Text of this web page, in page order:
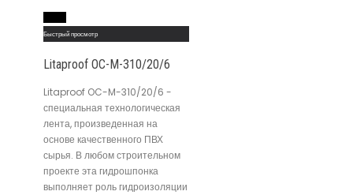
Быстрый просмотр
Litaproof OC-M-310/20/6
Litaproof OC-M-310/20/6 -
специальная технологическая
лента, произведенная на
основе качественного ПВХ
сырья. В любом строительном
проекте эта гидрошпонка
выполняет роль гидроизоляции